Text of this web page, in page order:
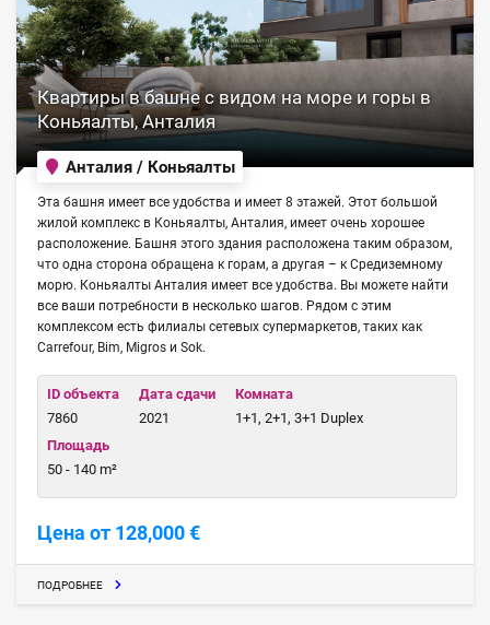
Квартиры в башне с видом на море и горы в
Коньяалты, Анталия
Анталия / Коньяалты
Эта башня имеет все удобства и имеет 8 этажей. Этот большой
жилой комплекс в Коньяалты, Анталия, имеет очень хорошее
расположение. Башня этого здания расположена таким образом,
что одна сторона обращена к горам, а другая – к Средиземному
морю. Коньяалты Анталия имеет все удобства. Вы можете найти
все ваши потребности в несколько шагов. Рядом с этим
комплексом есть филиалы сетевых супермаркетов, таких как
Carrefour, Bim, Migros и Sok.
ID объекта
7860
Дата сдачи
2021
Комната
1+1, 2+1, 3+1 Duplex
Площадь
50 - 140 m²
Цена от 128,000 €
ПОДРОБНЕЕ